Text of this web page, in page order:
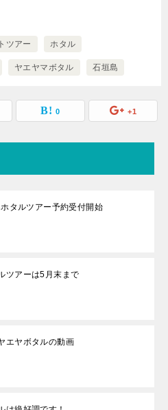
ツアー ホタル
ヤエヤマボタル 石垣島
0 +1
タルツアー予約受付開始
ツアーは5月末まで
エヤボタルの動画